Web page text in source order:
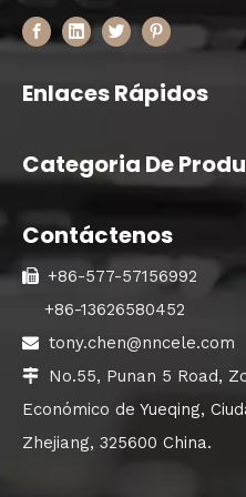
Enlaces Rápidos
Categoria De
Contáctenos
 +86-577-57156992
+86-13626580452
 tony.chen@nncele.com

No.55, Punan 5 Road,
Económico de Yueqing,
Zhejiang, 325600 China.